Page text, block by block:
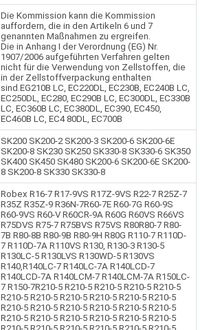
Die Kommission kann die Kommission
auffordern, die in den Artikeln 6 und 7
genannten Maßnahmen zu ergreifen.
Die in Anhang I der Verordnung (EG) Nr.
1907/2006 aufgeführten Verfahren gelten
nicht für die Verwendung von Zellstoffen, die
in der Zellstoffverpackung enthalten
sind.EG210B LC, EC220DL, EC230B, EC240B LC,
EC250DL, EC280, EC290B LC, EC300DL, EC330B
LC, EC360B LC, EC380DL, EC390, EC450,
EC460B LC, EC4 80DL, EC700B
SK200 SK200-2 SK200-3 SK200-6 SK200-6E
SK200-8 SK230 SK250 SK330-8 SK330-6 SK350
SK400 SK450 SK480 SK200-6 SK200-6E SK200-
8 SK200-8 SK330 SK330-8
Robex R16-7 R17-9VS R17Z-9VS R22-7 R25Z-7
R35Z R35Z-9 R36N-7R60-7E R60-7G R60-9S
R60-9VS R60-V R60CR-9A R60G R60VS R66VS
R75DVS R75-7 R75BVS R75VS R80R80-7 R80-
7B R80-8B R80-9B R80-9H R80G R110-7 R110D-
7 R110D-7A R110VS R130, R130-3 R130-5
R130LC-5 R130LVS R130WD-5 R130VS
R140,R140LC-7 R140LC-7A R140LCD-7
R140LCD-7A R140LCM-7 R140LCM-7A R150LC-
7 R150-7R210-5 R210-5 R210-5 R210-5 R210-5
R210-5 R210-5 R210-5 R210-5 R210-5 R210-5
R210-5 R210-5 R210-5 R210-5 R210-5 R210-5
R210-5 R210-5 R210-5 R210-5 R210-5 R210-5